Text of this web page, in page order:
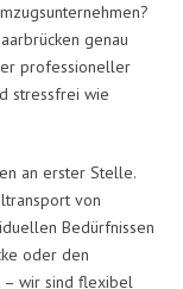
genau
professioneller
stressfrei wie
an erster Stelle.
von
Bedürfnissen
oder den
– wir sind flexibel